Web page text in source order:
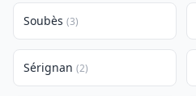
Soubès (3)
Sérignan (2)